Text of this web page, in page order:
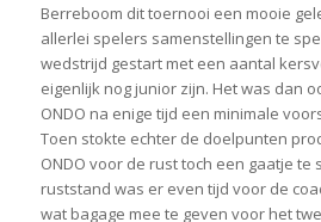
Berreboom dit toernooi een mooie
allerlei spelers samenstellingen te
wedstrijd gestart met een aantal
eigenlijk nog junior zijn. Het was dan
ONDO na enige tijd een minimale
Toen stokte echter de doelpunten
ONDO voor de rust toch een gaatje te
ruststand was er even tijd voor de
wat bagage mee te geven voor het